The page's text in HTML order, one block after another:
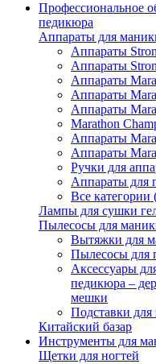
Профессиональное
педикюра
Аппараты для
Аппараты
Аппараты
Аппараты
Аппараты
Аппараты
Marathon
Аппараты
Аппараты
Ручки для
Аппараты для
Все категории
Лампы для сушки
Пылесосы для
Вытяжки для
Пылесосы для
Аксессуары
педикюра –
мешки
Подставки
Китайский базар
Инструменты для
Щетки для ногтей